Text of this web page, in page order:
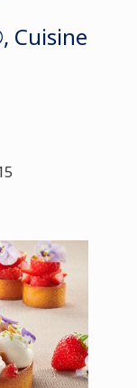
Cuisine